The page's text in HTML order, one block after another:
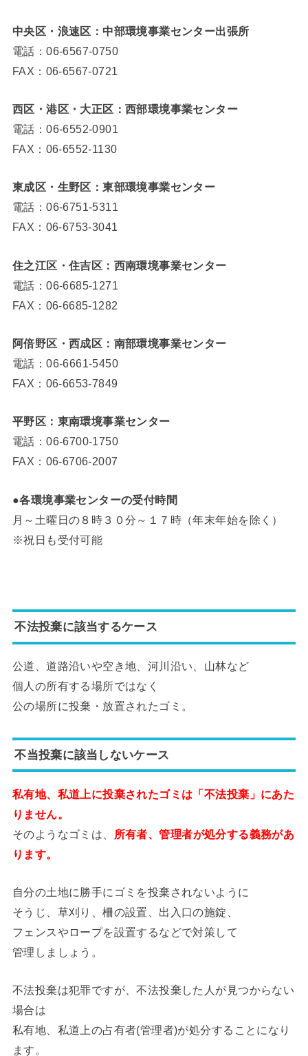
中央区・浪速区：中部環境事業センター出張所
電話：06-6567-0750
FAX：06-6567-0721
西区・港区・大正区：西部環境事業センター
電話：06-6552-0901
FAX：06-6552-1130
東成区・生野区：東部環境事業センター
電話：06-6751-5311
FAX：06-6753-3041
住之江区・住吉区：西南環境事業センター
電話：06-6685-1271
FAX：06-6685-1282
阿倍野区・西成区：南部環境事業センター
電話：06-6661-5450
FAX：06-6653-7849
平野区：東南環境事業センター
電話：06-6700-1750
FAX：06-6706-2007
●各環境事業センターの受付時間
月～土曜日の８時３０分～１７時（年末年始を除く）
※祝日も受付可能
不法投棄に該当するケース
公道、道路沿いや空き地、河川沿い、山林など
個人の所有する場所ではなく
公の場所に投棄・放置されたゴミ。
不当投棄に該当しないケース
私有地、私道上に投棄されたゴミは「不法投棄」にあた
りません。
そのようなゴミは、
所有者、管理者が処分する義務があ
ります。
自分の土地に勝手にゴミを投棄されないように
そうじ、草刈り、柵の設置、出入口の施錠、
フェンスやロープを設置するなどで対策して
管理しましょう。
不法投棄は犯罪ですが、不法投棄した人が見つからない
場合は
私有地、私道上の占有者(管理者)が処分することになり
ます。